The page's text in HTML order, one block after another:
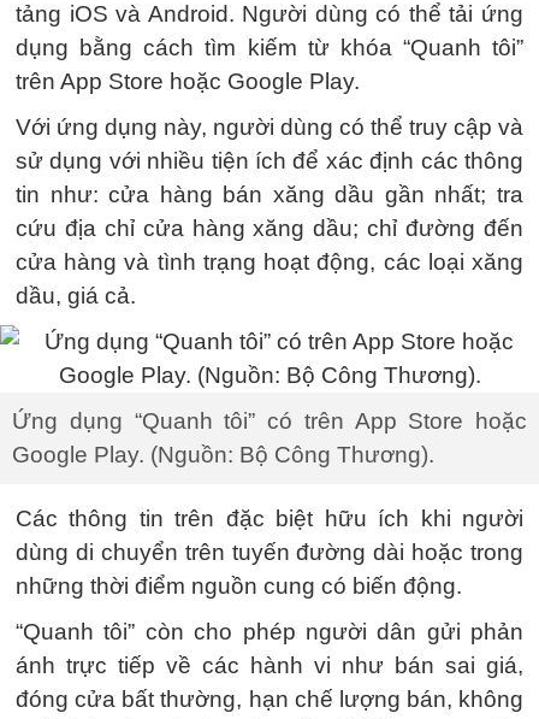
tảng iOS và Android. Người dùng có thể tải ứng
dụng bằng cách tìm kiếm từ khóa “Quanh tôi”
trên App Store hoặc Google Play.
Với ứng dụng này, người dùng có thể truy cập và
sử dụng với nhiều tiện ích để xác định các thông
tin như: cửa hàng bán xăng dầu gần nhất; tra
cứu địa chỉ cửa hàng xăng dầu; chỉ đường đến
cửa hàng và tình trạng hoạt động, các loại xăng
dầu, giá cả.
Ứng dụng “Quanh tôi” có trên App Store hoặc
Google Play. (Nguồn: Bộ Công Thương).
Các thông tin trên đặc biệt hữu ích khi người
dùng di chuyển trên tuyến đường dài hoặc trong
những thời điểm nguồn cung có biến động.
“Quanh tôi” còn cho phép người dân gửi phản
ánh trực tiếp về các hành vi như bán sai giá,
đóng cửa bất thường, hạn chế lượng bán, không